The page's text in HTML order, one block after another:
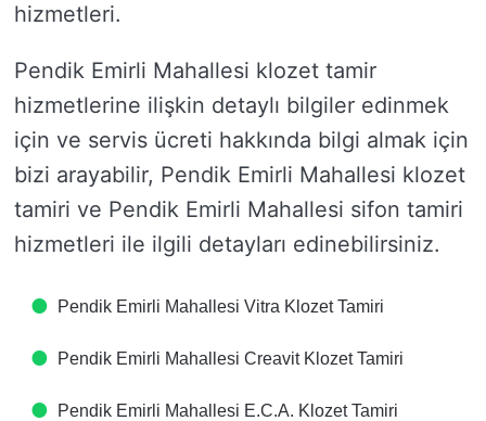
hizmetleri.
Pendik Emirli Mahallesi klozet tamir
hizmetlerine ilişkin detaylı bilgiler edinmek
için ve servis ücreti hakkında bilgi almak için
bizi arayabilir, Pendik Emirli Mahallesi klozet
tamiri ve Pendik Emirli Mahallesi sifon tamiri
hizmetleri ile ilgili detayları edinebilirsiniz.
Pendik Emirli Mahallesi Vitra Klozet Tamiri
Pendik Emirli Mahallesi Creavit Klozet Tamiri
Pendik Emirli Mahallesi E.C.A. Klozet Tamiri